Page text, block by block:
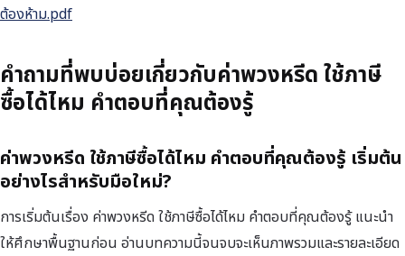
ต้องห้าม.pdf
คำถามที่พบบ่อยเกี่ยวกับค่าพวงหรีด ใช้ภาษี
ซื้อได้ไหม คำตอบที่คุณต้องรู้
ค่าพวงหรีด ใช้ภาษีซื้อได้ไหม คำตอบที่คุณต้องรู้ เริ่มต้น
อย่างไรสำหรับมือใหม่?
การเริ่มต้นเรื่อง ค่าพวงหรีด ใช้ภาษีซื้อได้ไหม คำตอบที่คุณต้องรู้ แนะนำ
ให้ศึกษาพื้นฐานก่อน อ่านบทความนี้จนจบจะเห็นภาพรวมและรายละเอียด